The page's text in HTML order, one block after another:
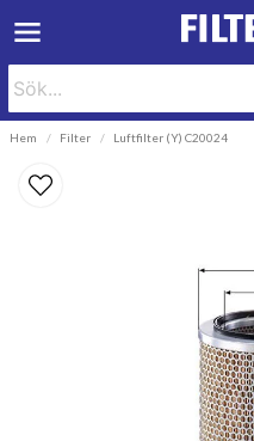
Hem Filter Luftfilter (Y) C20024